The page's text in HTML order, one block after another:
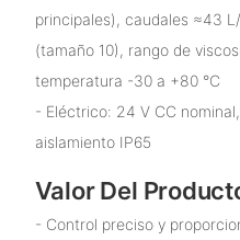
principales), caudales ≈43
(tamaño 10), rango de
temperatura -30 a +80 °C
- Eléctrico: 24 V CC
aislamiento IP65
Valor Del
- Control preciso y